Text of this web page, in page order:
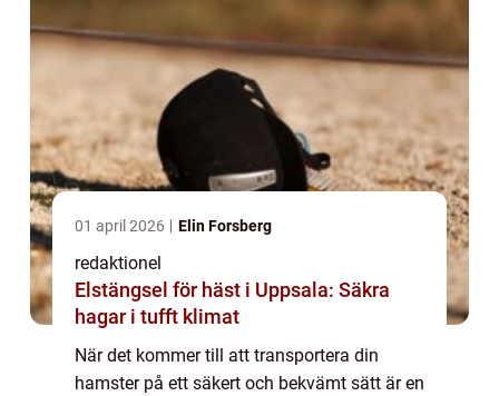
01 april 2026 Elin Forsberg
redaktionel
Elstängsel för häst i Uppsala: Säkra
hagar i tufft klimat
När det kommer till att transportera din
hamster på ett säkert och bekvämt sätt är en